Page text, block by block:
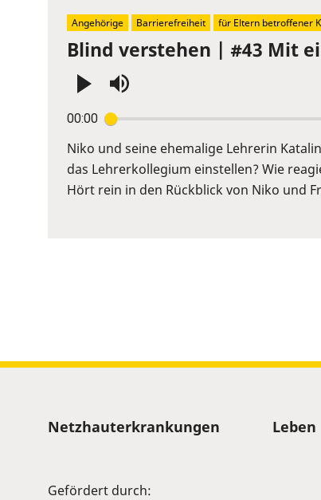
Blind verstehen | #43 Mit
00:00
Enter
or
Space
to
Niko und seine ehemalige Lehrerin
das Lehrerkollegium einstellen? Wie
Hört rein in den Rückblick von Niko und
Angehörige Barrierefreiheit für Eltern betroffener
Sitemap
Netzhauterkrankungen Leben
Gefördert durch: